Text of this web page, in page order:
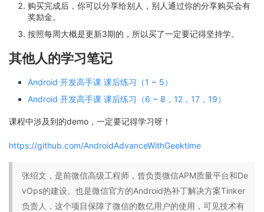
购买完成后，你可以分享给别人，别人通过你的分享购买会有
奖励金。
按照每周大概是更新3期的，所以买了一定要记得坚持学。
其他人的学习笔记
Android 开发高手课 课后练习（1 ~ 5）
Android 开发高手课 课后练习（6 ~ 8，12，17，19）
课程中涉及到的demo，一定要记得学习呀！
https://github.com/AndroidAdvanceWithGeektime
张绍文，是前微信高级工程师，曾负责微信APM质量平台和De
vOps的建设。也是微信官方的Android热补丁解决方案Tinker
负责人，这个项目保障了微信的数亿用户的使用，可见技术有